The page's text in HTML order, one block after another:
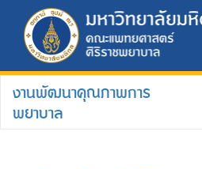
งานพัฒนาคุณภาพการ
พยาบาล